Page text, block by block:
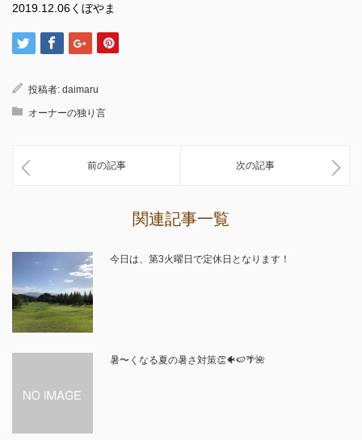
2019.12.06くぼやま
投稿者: daimaru
オーナーの独り言
前の記事 次の記事
関連記事一覧
今日は、第3火曜日で定休日となります！
暑〜くなる夏の暑さ対策👏🐠🍉🌴🌺